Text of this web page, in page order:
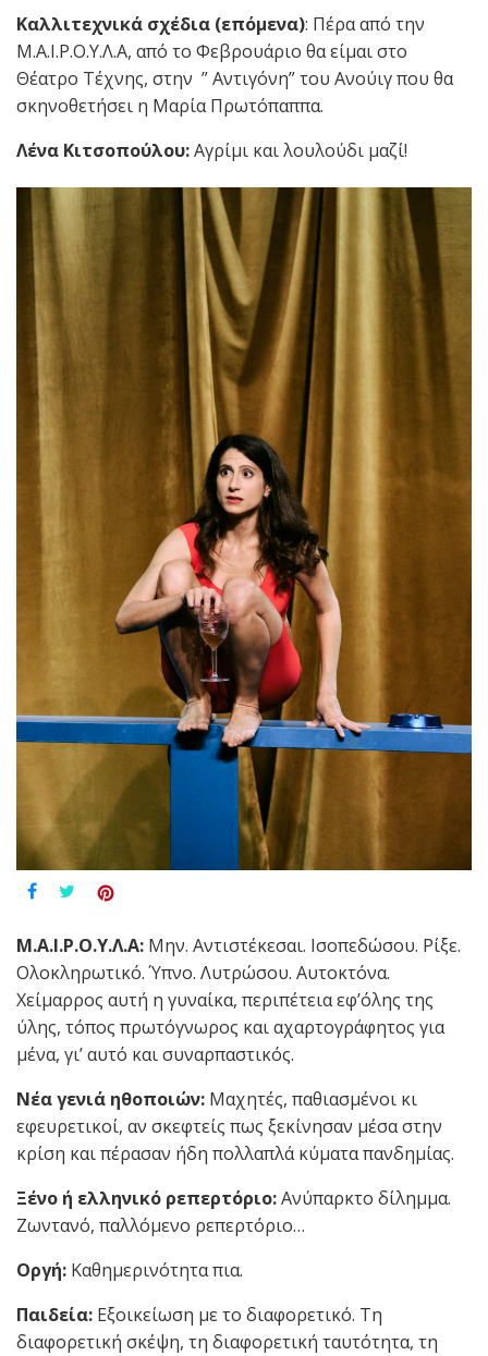
Καλλιτεχνικά σχέδια (επόμενα): Πέρα από την
Μ.Α.Ι.Ρ.Ο.Υ.Λ.Α, από το Φεβρουάριο θα είμαι στο
Θέατρο Τέχνης, στην ” Αντιγόνη” του Ανούιγ που θα
σκηνοθετήσει η Μαρία Πρωτόπαππα.
Λένα Κιτσοπούλου:Αγρίμι και λουλούδι μαζί!
Μ.Α.Ι.Ρ.Ο.Υ.Λ.Α: Μην. Αντιστέκεσαι. Ισοπεδώσου. Ρίξε.
Ολοκληρωτικό. Ύπνο. Λυτρώσου. Αυτοκτόνα.
Χείμαρρος αυτή η γυναίκα, περιπέτεια εφ’όλης της
ύλης, τόπος πρωτόγνωρος και αχαρτογράφητος για
μένα, γι’ αυτό και συναρπαστικός.
Νέα γενιά ηθοποιών: Μαχητές, παθιασμένοι κι
εφευρετικοί, αν σκεφτείς πως ξεκίνησαν μέσα στην
κρίση και πέρασαν ήδη πολλαπλά κύματα πανδημίας.
Ξένο ή ελληνικό ρεπερτόριο:Ανύπαρκτο δίλημμα.
Ζωντανό, παλλόμενο ρεπερτόριο…
Οργή: Καθημερινότητα πια.
Παιδεία: Εξοικείωση με το διαφορετικό. Τη
διαφορετική σκέψη, τη διαφορετική ταυτότητα, τη